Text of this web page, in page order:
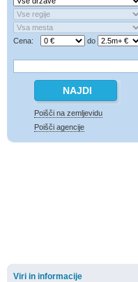
Cena: do
Poišči na zemljevidu
Poišči agencije
Viri in informacije